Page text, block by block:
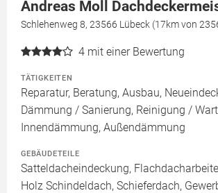
Andreas Moll
Schlehenweg 8, 23566 Lübeck (17km von
4 mit einer Bewertung
TÄTIGKEITEN
Reparatur, Beratung, Ausbau,
Dämmung / Sanierung, Reinigung /
Innendämmung, Außendämmung
GEBÄUDETEILE
Satteldacheindeckung,
Holz Schindeldach, Schieferdach,